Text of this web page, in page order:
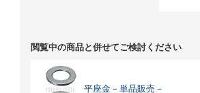
閲覧中の商品と併せてご検討ください
平座金－単品販売－